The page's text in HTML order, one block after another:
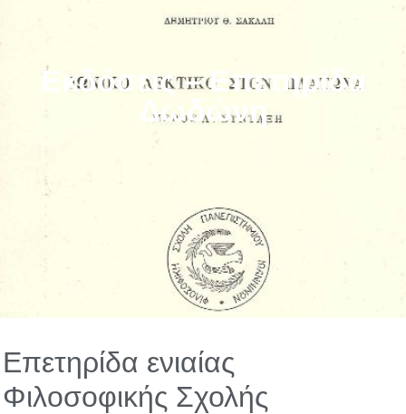
Εκδόσεις – Επετηρίδα
Δωδώνη
Επετηρίδα ενιαίας
Φιλοσοφικής Σχολής